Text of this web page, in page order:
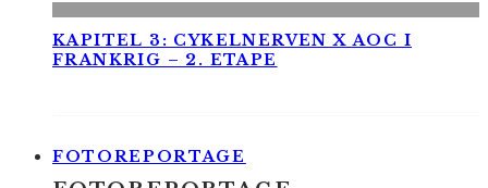
KAPITEL 3: CYKELNERVEN X AOC I
FRANKRIG – 2. ETAPE
FOTOREPORTAGE